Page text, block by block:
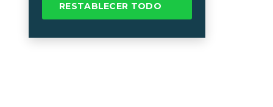
RESTABLECER TODO